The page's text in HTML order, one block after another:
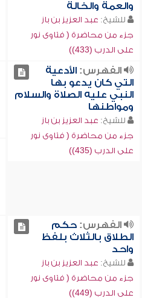
والعمة والخالة
للشيخ: عبد العزيز بن باز
جزء من محاضرة ( فتاوى نور
على الدرب (433))
الفهرس:الأدعية
التي كان يدعو بها
النبي عليه الصلاة والسلام
ومواطنها
للشيخ: عبد العزيز بن باز
جزء من محاضرة ( فتاوى نور
على الدرب (435))
الفهرس:حكم
الطلاق بالثلاث بلفظ
واحد
للشيخ: عبد العزيز بن باز
جزء من محاضرة ( فتاوى نور
على الدرب (449))